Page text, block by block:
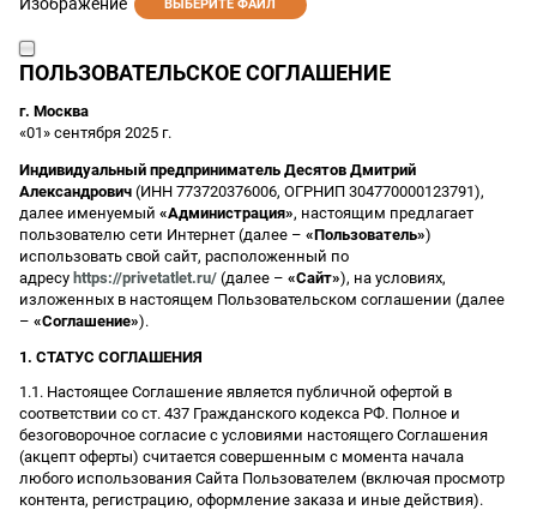
ВЫБЕРИТЕ ФАЙЛ
ПОЛЬЗОВАТЕЛЬСКОЕ СОГЛАШЕНИЕ
г. Москва
«01» сентября 2025 г.
Индивидуальный предприниматель Десятов Дмитрий
Александрович (ИНН 773720376006, ОГРНИП 304770000123791),
далее именуемый «Администрация», настоящим предлагает
пользователю сети Интернет (далее – «Пользователь»)
использовать свой сайт, расположенный по
адресу https://privetatlet.ru/ (далее – «Сайт»), на условиях,
изложенных в настоящем Пользовательском соглашении (далее
– «Соглашение»).
1. СТАТУС СОГЛАШЕНИЯ
1.1. Настоящее Соглашение является публичной офертой в
соответствии со ст. 437 Гражданского кодекса РФ. Полное и
безоговорочное согласие с условиями настоящего Соглашения
(акцепт оферты) считается совершенным с момента начала
любого использования Сайта Пользователем (включая просмотр
контента, регистрацию, оформление заказа и иные действия).